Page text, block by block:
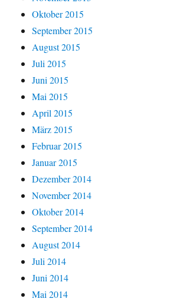
Oktober 2015
September 2015
August 2015
Juli 2015
Juni 2015
Mai 2015
April 2015
März 2015
Februar 2015
Januar 2015
Dezember 2014
November 2014
Oktober 2014
September 2014
August 2014
Juli 2014
Juni 2014
Mai 2014